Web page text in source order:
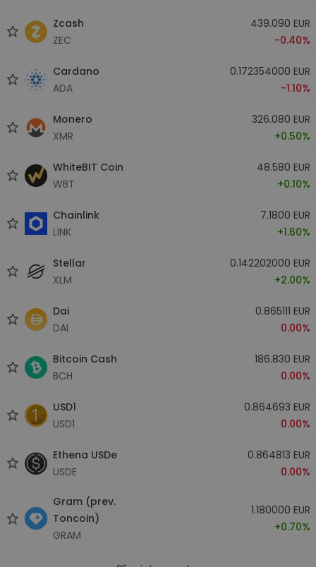
Zcash
ZEC
439.090 EUR
-0.40%
Cardano
ADA
0.172354000 EUR
-1.10%
Monero
XMR
326.080 EUR
+0.50%
WhiteBIT Coin
WBT
48.580 EUR
+0.10%
Chainlink
LINK
7.1800 EUR
+1.60%
Stellar
XLM
0.142202000 EUR
+2.00%
Dai
DAI
0.865111 EUR
0.00%
Bitcoin Cash
BCH
186.830 EUR
0.00%
USD1
USD1
0.864693 EUR
0.00%
Ethena USDe
USDE
0.864813 EUR
0.00%
Gram (prev.
Toncoin)
GRAM
1.180000 EUR
+0.70%